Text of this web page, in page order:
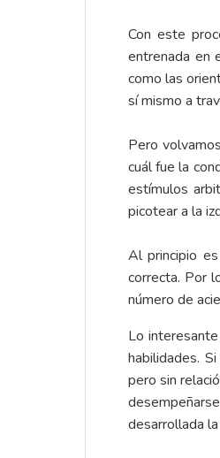
Con este
entrenada en
como las
sí mismo a
Pero
cuál fue la
estímulos
picotear a la
Al principio
correcta. Por
número de
Lo
habilidades.
pero sin
desarrollada